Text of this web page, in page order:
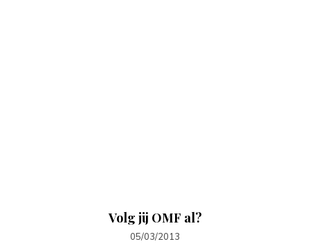
Volg jij OMF al?
05/03/2013